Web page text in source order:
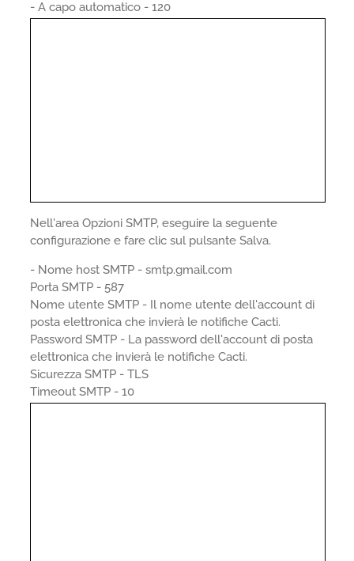
- A capo automatico - 120
Nell'area Opzioni SMTP, eseguire la seguente
configurazione e fare clic sul pulsante Salva.
- Nome host SMTP - smtp.gmail.com
Porta SMTP - 587
Nome utente SMTP - Il nome utente dell'account di
posta elettronica che invierà le notifiche Cacti.
Password SMTP - La password dell'account di posta
elettronica che invierà le notifiche Cacti.
Sicurezza SMTP - TLS
Timeout SMTP - 10